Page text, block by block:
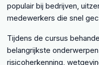
populair bij bedrijven,
medewerkers die snel
Tijdens de cursus
belangrijkste
risicoherkenning,